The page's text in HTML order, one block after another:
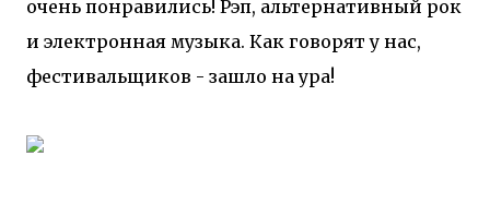
очень понравились! Рэп, альтернативный рок
и электронная музыка. Как говорят у нас,
фестивальщиков - зашло на ура!